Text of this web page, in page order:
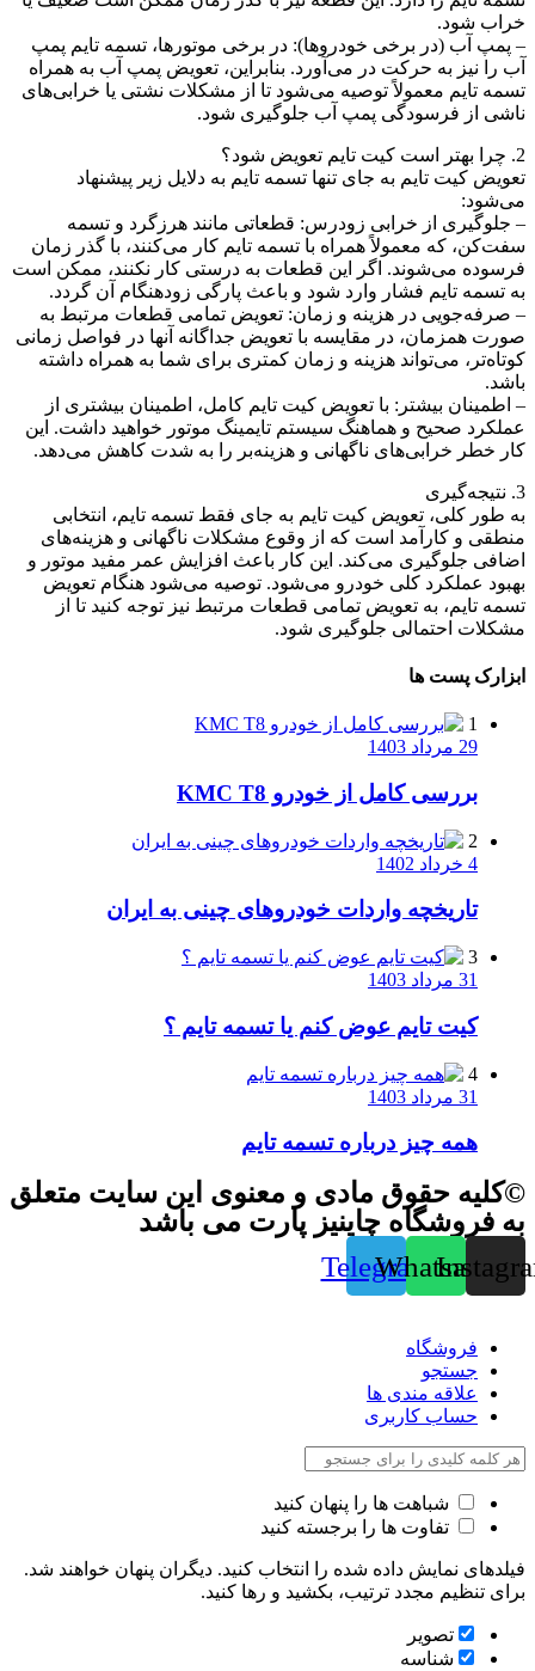
خراب شود.
– پمپ آب (در برخی خودروها): در برخی موتورها، تسمه تایم پمپ
آب را نیز به حرکت در می‌آورد. بنابراین، تعویض پمپ آب به همراه
تسمه تایم معمولاً توصیه می‌شود تا از مشکلات نشتی یا خرابی‌های
ناشی از فرسودگی پمپ آب جلوگیری شود.
2. چرا بهتر است کیت تایم تعویض شود؟
تعویض کیت تایم به جای تنها تسمه تایم به دلایل زیر پیشنهاد
می‌شود:
– جلوگیری از خرابی زودرس: قطعاتی مانند هرزگرد و تسمه
سفت‌کن، که معمولاً همراه با تسمه تایم کار می‌کنند، با گذر زمان
فرسوده می‌شوند. اگر این قطعات به درستی کار نکنند، ممکن است
به تسمه تایم فشار وارد شود و باعث پارگی زودهنگام آن گردد.
– صرفه‌جویی در هزینه و زمان: تعویض تمامی قطعات مرتبط به
صورت همزمان، در مقایسه با تعویض جداگانه آنها در فواصل زمانی
کوتاه‌تر، می‌تواند هزینه و زمان کمتری برای شما به همراه داشته
باشد.
– اطمینان بیشتر: با تعویض کیت تایم کامل، اطمینان بیشتری از
عملکرد صحیح و هماهنگ سیستم تایمینگ موتور خواهید داشت. این
کار خطر خرابی‌های ناگهانی و هزینه‌بر را به شدت کاهش می‌دهد.
3. نتیجه‌گیری
به طور کلی، تعویض کیت تایم به جای فقط تسمه تایم، انتخابی
منطقی و کارآمد است که از وقوع مشکلات ناگهانی و هزینه‌های
اضافی جلوگیری می‌کند. این کار باعث افزایش عمر مفید موتور و
بهبود عملکرد کلی خودرو می‌شود. توصیه می‌شود هنگام تعویض
تسمه تایم، به تعویض تمامی قطعات مرتبط نیز توجه کنید تا از
مشکلات احتمالی جلوگیری شود.
ابزارک پست ها
1
29 مرداد 1403
بررسی کامل از خودرو KMC T8
2
4 خرداد 1402
تاریخچه واردات خودروهای چینی به ایران
3
31 مرداد 1403
کیت تایم عوض کنم یا تسمه تایم ؟
4
31 مرداد 1403
همه چیز درباره تسمه تایم
©کلیه حقوق مادی و معنوی این سایت متعلق
به فروشگاه چاینیز پارت می باشد
Whatsapp
Telegram
فروشگاه
جستجو
علاقه مندی ها
حساب کاربری
شباهت ها را پنهان کنید
تفاوت ها را برجسته کنید
فیلدهای نمایش داده شده را انتخاب کنید. دیگران پنهان خواهند شد.
برای تنظیم مجدد ترتیب، بکشید و رها کنید.
تصویر
شناسه